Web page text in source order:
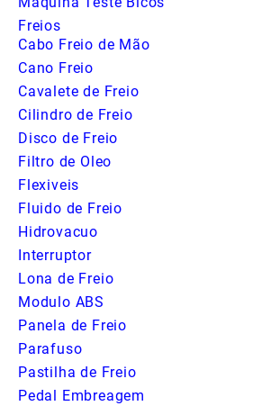
Freios
Cabo Freio de Mão
Cano Freio
Cavalete de Freio
Cilindro de Freio
Disco de Freio
Filtro de Oleo
Flexiveis
Fluido de Freio
Hidrovacuo
Interruptor
Lona de Freio
Modulo ABS
Panela de Freio
Parafuso
Pastilha de Freio
Pedal Embreagem